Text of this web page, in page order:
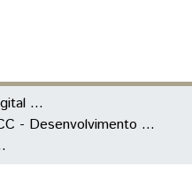
UNILA | Biblioteca Digital de Trabalhos de Conclusão de Curso
TCC - Desenvolvimento Rural e Segurança Alimentar
de Fond'oies - Léogâne